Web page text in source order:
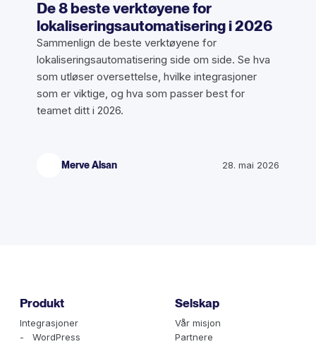
De 8 beste verktøyene for
lokaliseringsautomatisering i 2026
Sammenlign de beste verktøyene for
lokaliseringsautomatisering side om side. Se hva
som utløser oversettelse, hvilke integrasjoner
som er viktige, og hva som passer best for
teamet ditt i 2026.
Merve Alsan 28. mai 2026
Produkt
Integrasjoner
- WordPress
Selskap
Vår misjon
Partnere